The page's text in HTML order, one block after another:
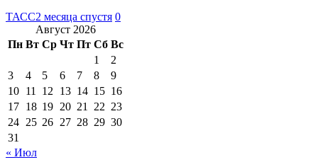
ТАСС2 месяца спустя 0
Август 2026
Пн Вт Ср Чт Пт Сб Вс
1
2
3
4 5 6 7 8
9
10 11 12 13 14 15 16
17 18 19 20 21 22 23
24 25 26 27 28 29 30
31
« Июл